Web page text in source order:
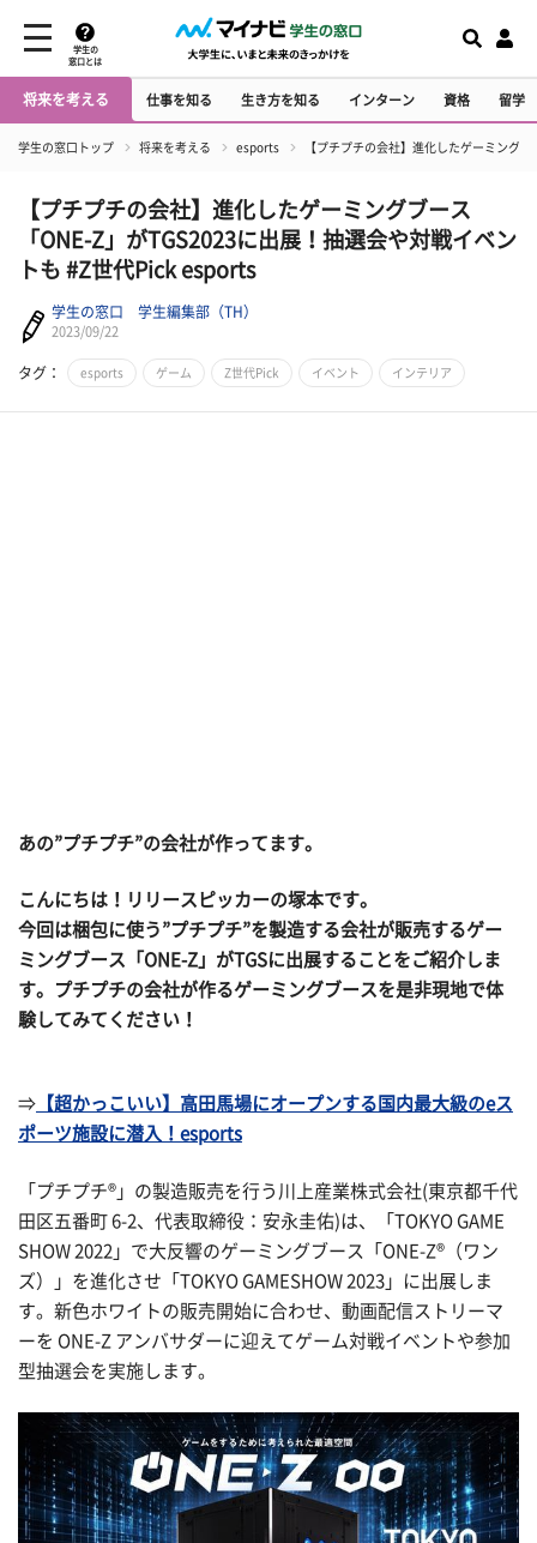
学生の
窓口とは
将来を考える 仕事を知る 生き方を知る インターン 資格 留学
学生の窓口トップ 将来を考える esports 【プチプチの会社】進化したゲーミング
【プチプチの会社】進化したゲーミングブース
「ONE-Z」がTGS2023に出展！抽選会や対戦イベン
トも #Z世代Pick esports
学生の窓口 学生編集部（TH）
2023/09/22
タグ： esports ゲーム Z世代Pick イベント インテリア
あの”プチプチ”の会社が作ってます。
こんにちは！リリースピッカーの塚本です。
今回は梱包に使う”プチプチ”を製造する会社が販売するゲー
ミングブース「ONE-Z」がTGSに出展することをご紹介しま
す。プチプチの会社が作るゲーミングブースを是非現地で体
験してみてください！
⇒ 【超かっこいい】高田馬場にオープンする国内最大級のeス
ポーツ施設に潜入！esports
「プチプチ®」の製造販売を行う川上産業株式会社(東京都千代
田区五番町 6-2、代表取締役：安永圭佑)は、「TOKYO GAME
SHOW 2022」で大反響のゲーミングブース「ONE-Z®（ワン
ズ）」を進化させ「TOKYO GAMESHOW 2023」に出展しま
す。新色ホワイトの販売開始に合わせ、動画配信ストリーマ
ーを ONE-Z アンバサダーに迎えてゲーム対戦イベントや参加
型抽選会を実施します。